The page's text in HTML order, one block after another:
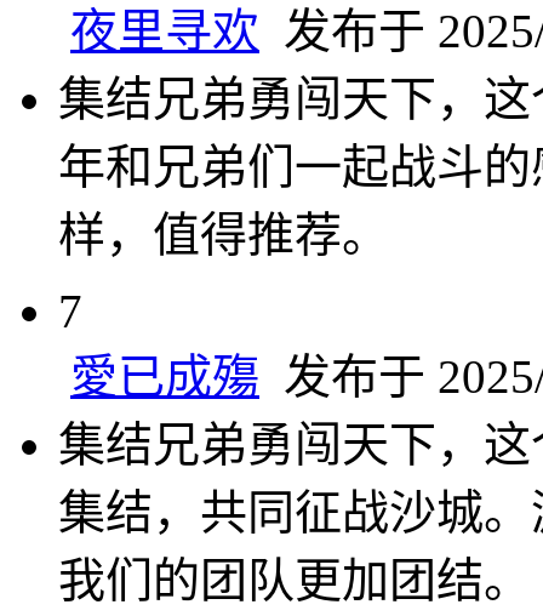
夜里寻欢 发布于
集结兄弟勇闯天下，
年和兄弟们一起战斗
样，值得推荐。
7
愛已成殤 发布于
集结兄弟勇闯天下，
集结，共同征战沙城
我们的团队更加团结。